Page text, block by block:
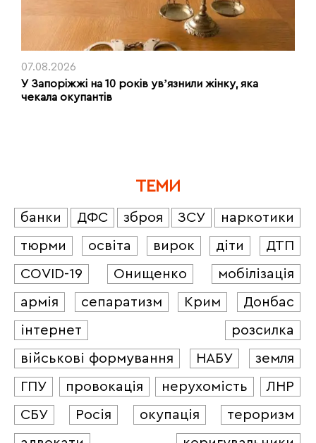
07.08.2026
У Запоріжжі на 10 років увʼязнили жінку, яка
чекала окупантів
ТЕМИ
банки ДФС зброя ЗСУ
наркотики
тюрми
освіта вирок діти
ДТП
COVID-19
Онищенко
мобілізація
армія
сепаратизм Крим
Донбас
інтернет
розсилка
військові формування
НАБУ
земля
ГПУ
провокація нерухомість
ЛНР
СБУ
Росія окупація
тероризм